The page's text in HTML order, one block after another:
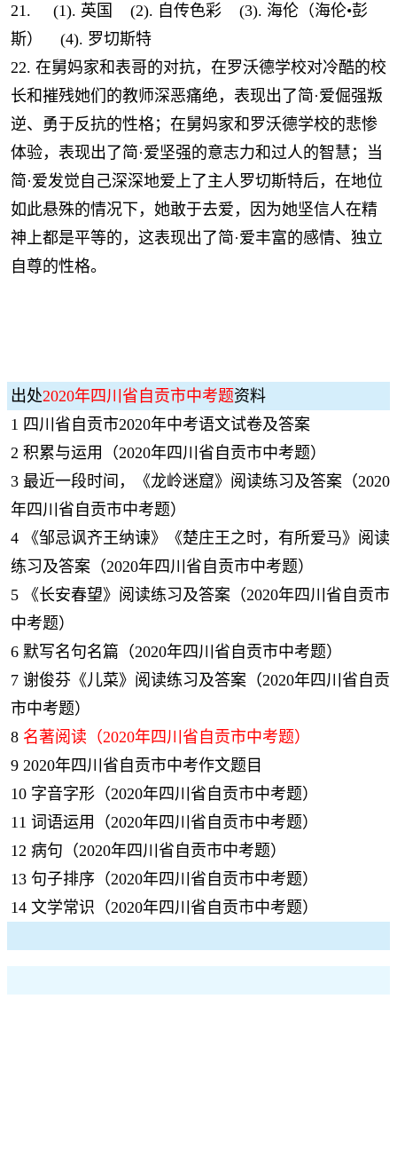
21. (1). 英国 (2). 自传色彩 (3). 海伦（海伦•彭
斯） (4). 罗切斯特
22. 在舅妈家和表哥的对抗，在罗沃德学校对冷酷的校
长和摧残她们的教师深恶痛绝，表现出了简·爱倔强叛
逆、勇于反抗的性格；在舅妈家和罗沃德学校的悲惨
体验，表现出了简·爱坚强的意志力和过人的智慧；当
简·爱发觉自己深深地爱上了主人罗切斯特后，在地位
如此悬殊的情况下，她敢于去爱，因为她坚信人在精
神上都是平等的，这表现出了简·爱丰富的感情、独立
自尊的性格。
出处2020年四川省自贡市中考题资料
1 四川省自贡市2020年中考语文试卷及答案
2 积累与运用（2020年四川省自贡市中考题）
3 最近一段时间，《龙岭迷窟》阅读练习及答案（2020
年四川省自贡市中考题）
4
《邹忌讽齐王纳谏》《楚庄王之时，有所爱马》阅读
练习及答案（2020年四川省自贡市中考题）
5
《长安春望》阅读练习及答案（2020年四川省自贡市
中考题）
6 默写名句名篇（2020年四川省自贡市中考题）
7 谢俊芬《儿菜》阅读练习及答案（2020年四川省自贡
市中考题）
8 名著阅读（2020年四川省自贡市中考题）
9 2020年四川省自贡市中考作文题目
10 字音字形（2020年四川省自贡市中考题）
11 词语运用（2020年四川省自贡市中考题）
12 病句（2020年四川省自贡市中考题）
13 句子排序（2020年四川省自贡市中考题）
14 文学常识（2020年四川省自贡市中考题）